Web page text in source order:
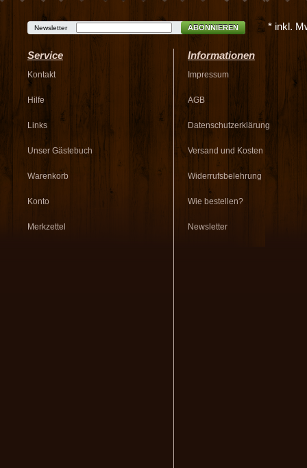
Newsletter ABONNIEREN * inkl.
Service
Kontakt
Hilfe
Links
Unser Gästebuch
Warenkorb
Konto
Merkzettel
Informationen
Impressum
AGB
Datenschutzerklärung
Versand und Kosten
Widerrufsbelehrung
Wie bestellen?
Newsletter